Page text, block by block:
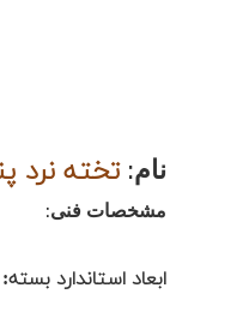
نام: تخته نرد
مشخصات فنی:
ابعاد استاندارد بسته: ۵۰*۲۵